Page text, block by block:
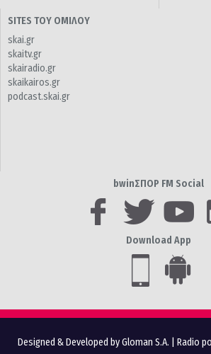
SITES ΤΟΥ ΟΜΙΛΟΥ
skai.gr
skaitv.gr
skairadio.gr
skaikairos.gr
podcast.skai.gr
bwinΣΠΟΡ FM Social
Download App
Designed & Developed by Gloman S.A. Radio